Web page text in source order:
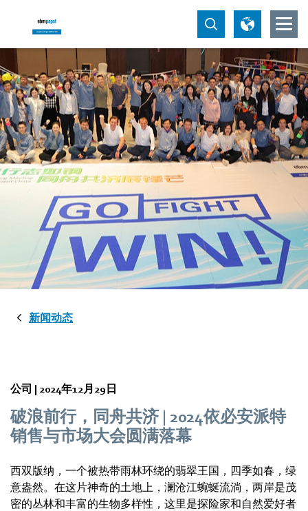
新闻动态
公司 | 2024年12月29日
破浪前行，同舟共济 | 2024依必安派特
销售与市场大会圆满落幕
西双版纳，一个被热带雨林环绕的翡翠王国，四季如春，绿
意盎然。在这片神奇的土地上，澜沧江蜿蜒流淌，两岸是茂
密的丛林和丰富的生物多样性，这里是探险家和自然爱好者